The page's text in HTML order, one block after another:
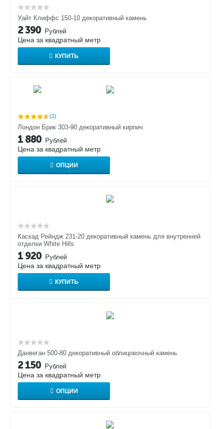
Уайт Клиффс 150-10 декоративный камень
2 390 Рублей
Цена за квадратный метр
КУПИТЬ
(2)
Лондон Брик 303-90 декоративный кирпич
1 880 Рублей
Цена за квадратный метр
ОПЦИИ
Каскад Рейндж 231-20 декоративный камень для внутренней
отделки White Hills
1 920 Рублей
Цена за квадратный метр
КУПИТЬ
Данвеган 500-80 декоративный облицовочный камень
2 150 Рублей
Цена за квадратный метр
ОПЦИИ